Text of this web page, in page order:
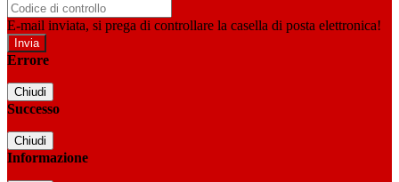
E-mail inviata, si prega di controllare la casella di posta elettronica!
Errore
Chiudi
Successo
Chiudi
Informazione